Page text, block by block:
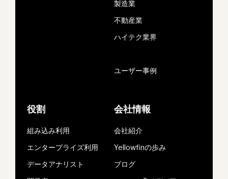
製造業
不動産業
ハイテク業界
ユーザー事例
役割
組み込み利用
エンタープライズ利用
データアナリスト
会社情報
会社紹介
Yellowfinの歩み
ブログ